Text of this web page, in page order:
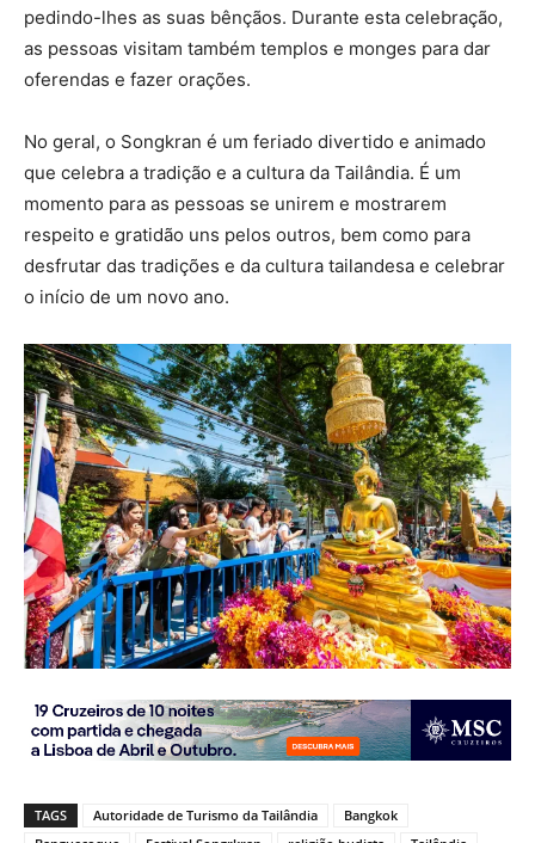
pedindo-lhes as suas bênçãos. Durante esta celebração,
as pessoas visitam também templos e monges para dar
oferendas e fazer orações.
No geral, o Songkran é um feriado divertido e animado
que celebra a tradição e a cultura da Tailândia. É um
momento para as pessoas se unirem e mostrarem
respeito e gratidão uns pelos outros, bem como para
desfrutar das tradições e da cultura tailandesa e celebrar
o início de um novo ano.
TAGS Autoridade de Turismo da Tailândia
Bangkok